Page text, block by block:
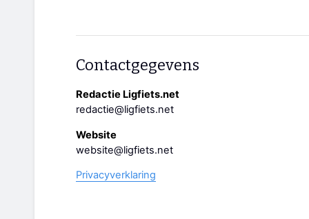
Contactgegevens
Redactie Ligfiets.net
redactie@ligfiets.net
Website
website@ligfiets.net
Privacyverklaring